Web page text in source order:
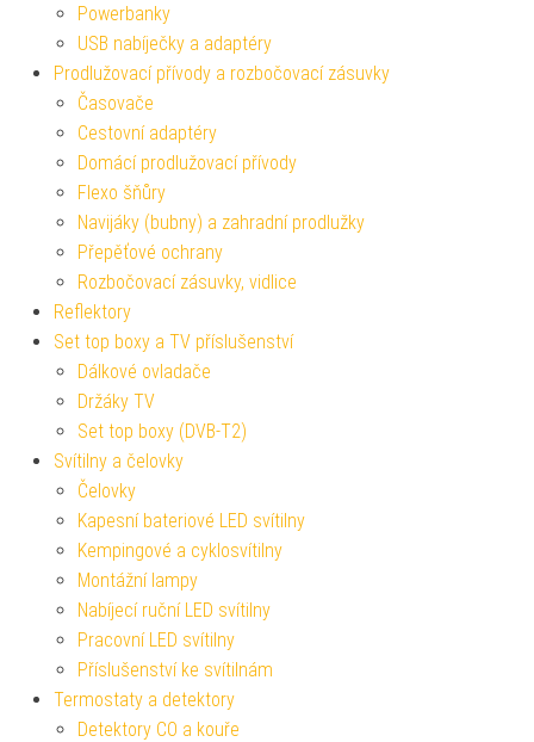
Powerbanky
USB nabíječky a adaptéry
Prodlužovací přívody a rozbočovací zásuvky
Časovače
Cestovní adaptéry
Domácí prodlužovací přívody
Flexo šňůry
Navijáky (bubny) a zahradní prodlužky
Přepěťové ochrany
Rozbočovací zásuvky, vidlice
Reflektory
Set top boxy a TV příslušenství
Dálkové ovladače
Držáky TV
Set top boxy (DVB-T2)
Svítilny a čelovky
Čelovky
Kapesní bateriové LED svítilny
Kempingové a cyklosvítilny
Montážní lampy
Nabíjecí ruční LED svítilny
Pracovní LED svítilny
Příslušenství ke svítilnám
Termostaty a detektory
Detektory CO a kouře